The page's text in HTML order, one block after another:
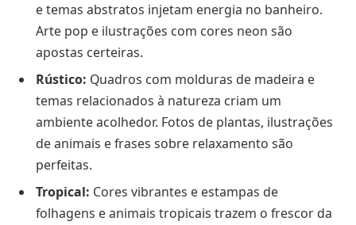
e temas abstratos injetam energia no banheiro.
Arte pop e ilustrações com cores neon são
apostas certeiras.
Rústico: Quadros com molduras de madeira e
temas relacionados à natureza criam um
ambiente acolhedor. Fotos de plantas, ilustrações
de animais e frases sobre relaxamento são
perfeitas.
Tropical: Cores vibrantes e estampas de
folhagens e animais tropicais trazem o frescor da